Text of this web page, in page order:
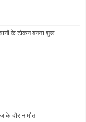
के टोकन बनना शुरू
के दौरान मौत